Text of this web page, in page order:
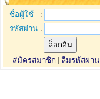
ชื่อผู้ใช้
:
รหัสผ่าน :
สมัครสมาชิก | ลืมรหัสผ่าน